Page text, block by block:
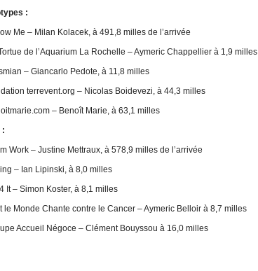
:
Me – Milan Kolacek, à 491,8 milles de l’arrivée
de l’Aquarium La Rochelle – Aymeric Chappellier à 1,9 milles
– Giancarlo Pedote, à 11,8 milles
terrevent.org – Nicolas Boidevezi, à 44,3 milles
– Benoît Marie, à 63,1 milles
:
Work – Justine Mettraux, à 578,9 milles de l’arrivée
– Ian Lipinski, à 8,0 milles
It – Simon Koster, à 8,1 milles
le Monde Chante contre le Cancer – Aymeric Belloir à 8,7 milles
Accueil Négoce – Clément Bouyssou à 16,0 milles